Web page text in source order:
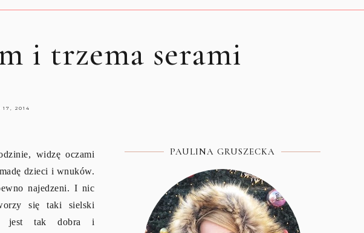
i trzema serami
17, 2014
widzę oczami
dzieci i wnuków.
najedzeni. I nic
się taki sielski
jest tak dobra i
PAULINA GRUSZECKA